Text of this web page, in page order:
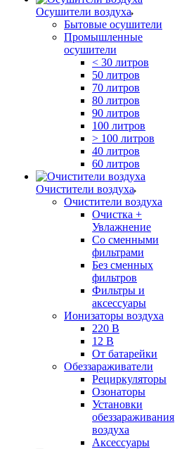
Осушители воздуха
Бытовые осушители
Промышленные
осушители
< 30 литров
50 литров
70 литров
80 литров
90 литров
100 литров
> 100 литров
40 литров
60 литров
Очистители воздуха
Очистители воздуха
Очистка +
Увлажнение
Cо сменными
фильтрами
Без сменных
фильтров
Фильтры и
аксессуары
Ионизаторы воздуха
220 В
12 В
От батарейки
Обеззараживатели
Рециркуляторы
Озонаторы
Установки
обеззараживания
воздуха
Аксессуары